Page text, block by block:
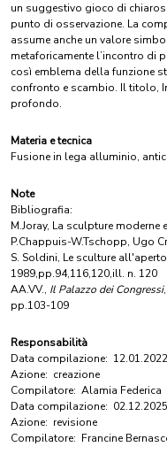
un suggestivo gioco di
punto di osservazione. La
assume anche un valore
metaforicamente l’incontro di
così emblema della funzione
confronto e scambio. Il titolo,
profondo.
Materia e tecnica
Fusione in lega alluminio,
Note
Bibliografia:
M.Joray, La sculpture moderne
P.Chappuis-W.Tschopp, Ugo
S. Soldini, Le sculture
1989,pp.94,116,120,ill. n. 120
AA.VV., Il Palazzo dei Congressi
pp.103-109
Responsabilità
Data compilazione: 12.01.2022
Azione: creazione
Compilatore: Alamia Federica
Data compilazione: 02.12.2025
Azione: revisione
Compilatore: Francine